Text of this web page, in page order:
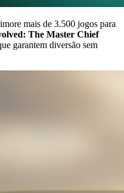
mais de 3.500 jogos para
The Master Chief
garantem diversão sem